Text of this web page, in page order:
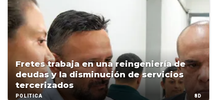
Fretes trabaja en una reingeniería de
deudas y la disminución de servicios
tercerizados
POLÍTICA 8D